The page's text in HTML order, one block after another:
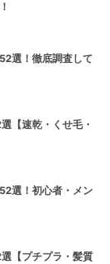
選！徹底調査して
【速乾・くせ毛・
選！初心者・メン
【プチプラ・髪質